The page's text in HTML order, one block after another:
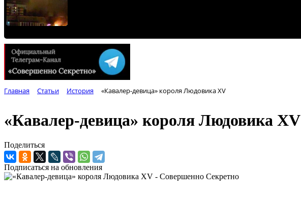
Главная Статьи История «Кавалер-девица» короля Людовика XV
«Кавалер-девица» короля Людовика XV
Поделиться
Подписаться на обновления